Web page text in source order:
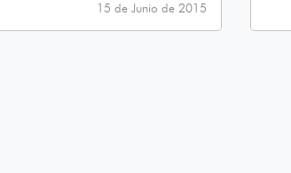
15 de Junio de 2015